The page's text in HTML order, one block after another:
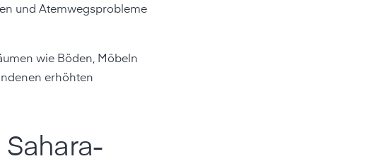
und Atemwegsprobleme
wie Böden, Möbeln
erhöhten